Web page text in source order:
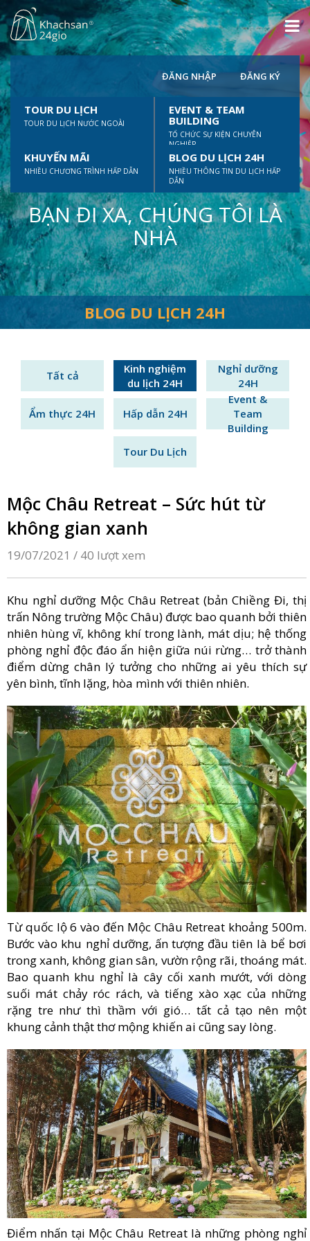
ĐĂNG NHẬP ĐĂNG KÝ
TOUR DU LỊCH
TOUR DU LỊCH NƯỚC NGOÀI
EVENT & TEAM
BUILDING
TỔ CHỨC SỰ KIỆN CHUYÊN
NGHIỆP
KHUYẾN MÃI
NHIỀU CHƯƠNG TRÌNH HẤP DẪN
BLOG DU LỊCH 24H
NHIỀU THÔNG TIN DU LỊCH HẤP
DẪN
BẠN ĐI XA, CHÚNG TÔI LÀ
NHÀ
BLOG DU LỊCH 24H
Tất cả
Kinh nghiệm
du lịch 24H
Nghỉ dưỡng
24H
Ẩm thực 24H Hấp dẫn 24H
Event &
Team
Building
Tour Du Lịch
Mộc Châu Retreat – Sức hút từ
không gian xanh
19/07/2021 / 40 lượt xem
Khu nghỉ dưỡng Mộc Châu Retreat (bản Chiềng Đi, thị
trấn Nông trường Mộc Châu) được bao quanh bởi thiên
nhiên hùng vĩ, không khí trong lành, mát dịu; hệ thống
phòng nghỉ độc đáo ẩn hiện giữa núi rừng… trở thành
điểm dừng chân lý tưởng cho những ai yêu thích sự
yên bình, tĩnh lặng, hòa mình với thiên nhiên.
Từ quốc lộ 6 vào đến Mộc Châu Retreat khoảng 500m.
Bước vào khu nghỉ dưỡng, ấn tượng đầu tiên là bể bơi
trong xanh, không gian sân, vườn rộng rãi, thoáng mát.
Bao quanh khu nghỉ là cây cối xanh mướt, với dòng
suối mát chảy róc rách, và tiếng xào xạc của những
rặng tre như thì thầm với gió… tất cả tạo nên một
khung cảnh thật thơ mộng khiến ai cũng say lòng.
Điểm nhấn tại Mộc Châu Retreat là những phòng nghỉ